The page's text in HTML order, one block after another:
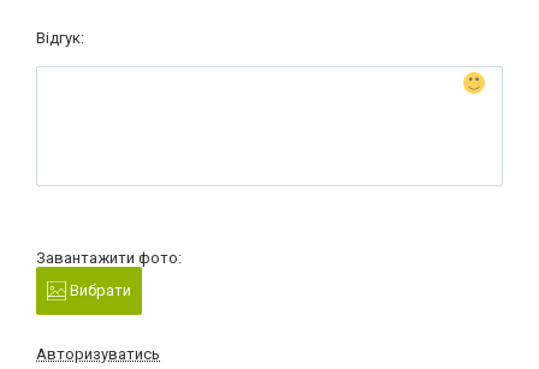
Відгук:
Завантажити фото:
Вибрати
Авторизуватись